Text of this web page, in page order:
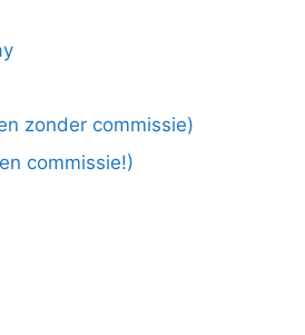
zonder commissie)
commissie!)